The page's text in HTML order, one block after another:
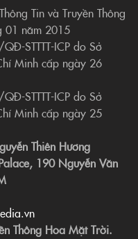
Tin và Truyền Thông
01 năm 2015
STTTT-ICP do Sở
Minh cấp ngày 26
STTTT-ICP do Sở
Minh cấp ngày 25
Thiên Hương
190 Nguyễn Văn
Thông Hoa Mặt Trời.